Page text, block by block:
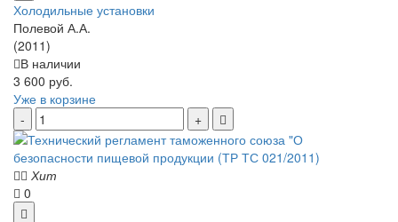
Холодильные установки
Полевой А.А.
(2011)
В наличии
3 600 руб.
Уже в корзине
Хит
0